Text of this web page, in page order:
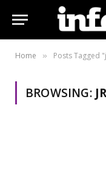
Home » Posts Tagged
BROWSING: